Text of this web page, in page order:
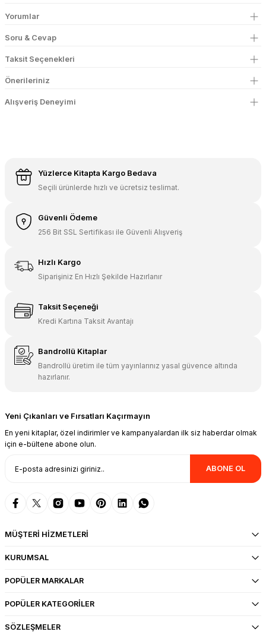
Yorumlar
Soru & Cevap
Taksit Seçenekleri
Önerileriniz
Alışveriş Deneyimi
Yüzlerce Kitapta Kargo Bedava
Seçili ürünlerde hızlı ve ücretsiz teslimat.
Güvenli Ödeme
256 Bit SSL Sertifikası ile Güvenli Alışveriş
Hızlı Kargo
Siparişiniz En Hızlı Şekilde Hazırlanır
Taksit Seçeneği
Kredi Kartına Taksit Avantajı
Bandrollü Kitaplar
Bandrollü üretim ile tüm yayınlarınız yasal güvence altında
hazırlanır.
Yeni Çıkanları ve Fırsatları Kaçırmayın
En yeni kitaplar, özel indirimler ve kampanyalardan ilk siz haberdar olmak
için e-bültene abone olun.
ABONE OL
MÜŞTERİ HİZMETLERİ
KURUMSAL
POPÜLER MARKALAR
POPÜLER KATEGORİLER
SÖZLEŞMELER